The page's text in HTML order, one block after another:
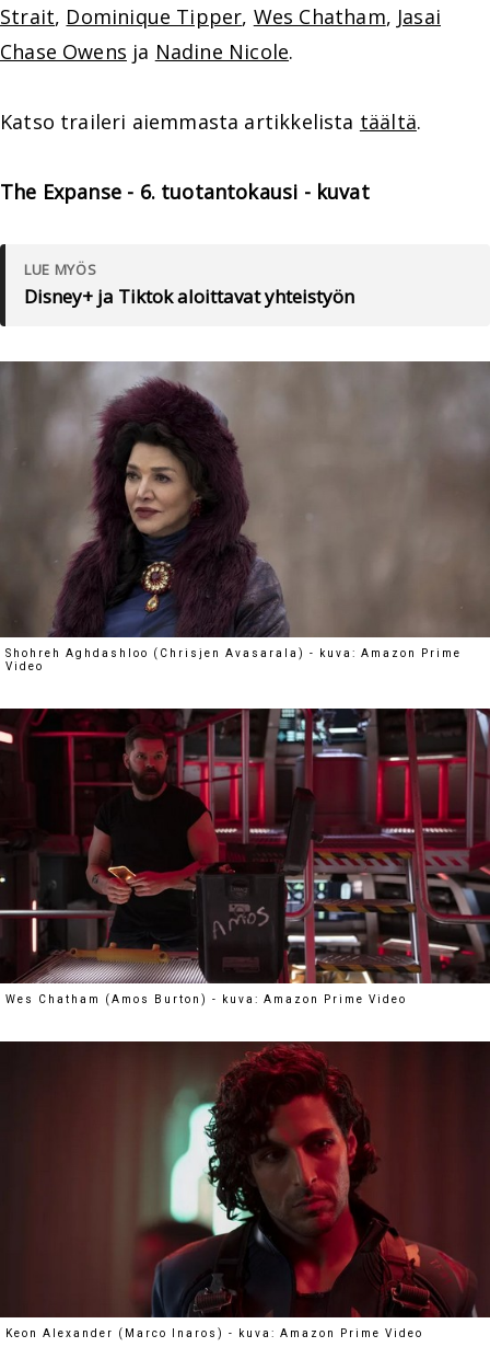
Strait, Dominique Tipper, Wes Chatham, Jasai
Chase Owens ja Nadine Nicole.
Katso traileri aiemmasta artikkelista täältä.
The Expanse - 6. tuotantokausi - kuvat
LUE MYÖS
Disney+ ja Tiktok aloittavat yhteistyön
Shohreh Aghdashloo (Chrisjen Avasarala) - kuva: Amazon Prime
Video
Wes Chatham (Amos Burton) - kuva: Amazon Prime Video
Keon Alexander (Marco Inaros) - kuva: Amazon Prime Video